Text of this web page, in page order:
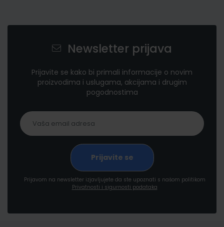
Newsletter prijava
Prijavite se kako bi primali informacije o novim
proizvodima i uslugama, akcijama i drugim
pogodnostima
Prijavom na newsletter izjavljujete da ste upoznati s našom politikom
Privatnosti i sigurnosti podataka